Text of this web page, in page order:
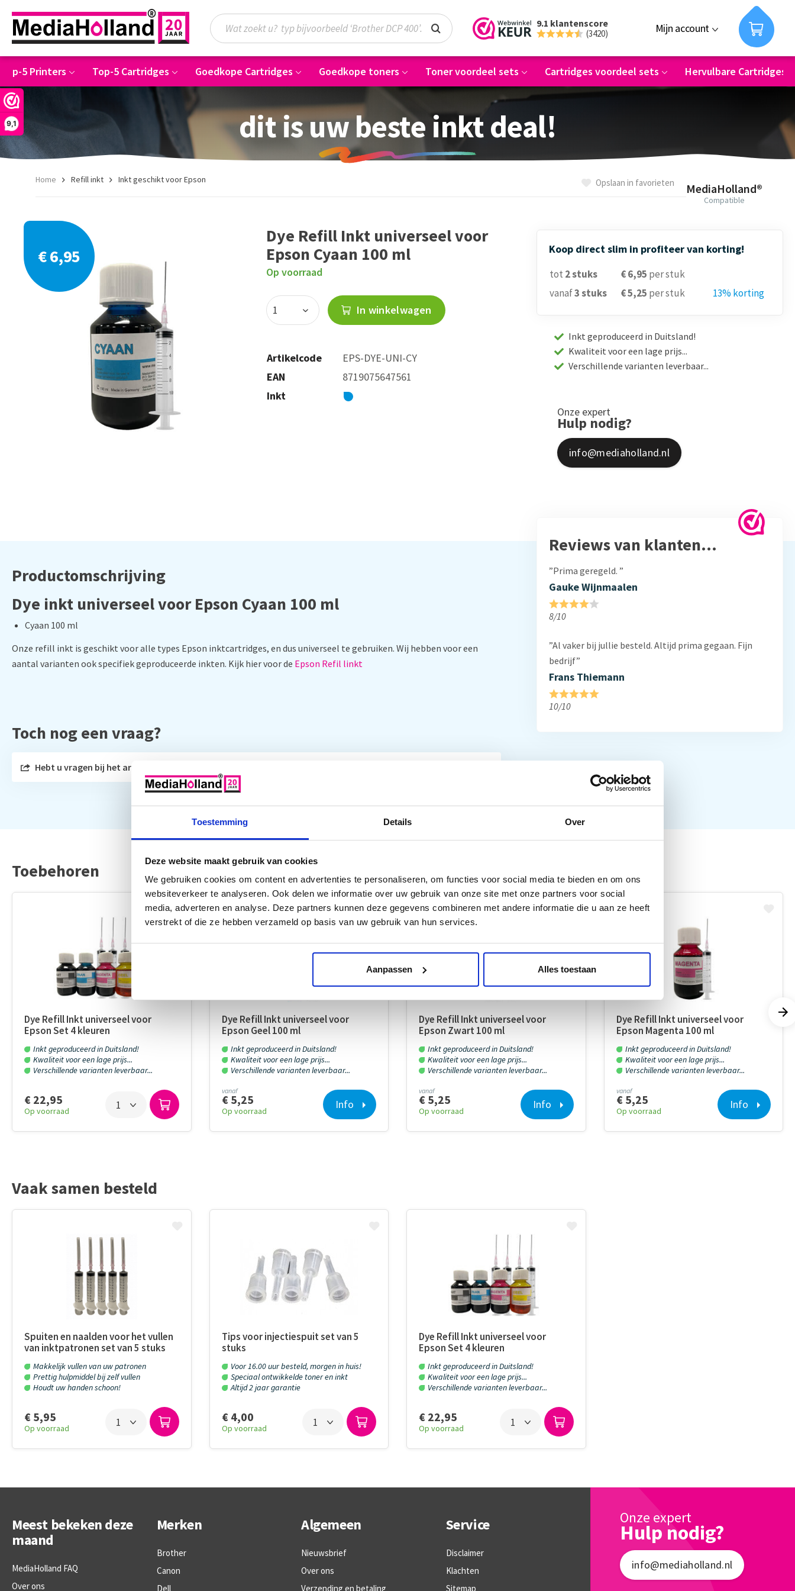
Toestemming Details Over
Deze website maakt gebruik van cookies
We gebruiken cookies om content en advertenties te personaliseren, om functies voor social media te bieden en om ons
websiteverkeer te analyseren. Ook delen we informatie over uw gebruik van onze site met onze partners voor social
media, adverteren en analyse. Deze partners kunnen deze gegevens combineren met andere informatie die u aan ze heeft
verstrekt of die ze hebben verzameld op basis van uw gebruik van hun services.
Aanpassen Alles toestaan
9,1
9.1 klantenscore
(3420) Mijn account
Top-5 Printers Top-5 Cartridges Goedkope Cartridges Goedkope toners Toner voordeel sets Cartridges voordeel sets Hervulbare Cartridges
dit is uw beste inkt deal!
Home Refill inkt Inkt geschikt voor Epson
€ 6,95
Dye Refill Inkt universeel voor
Epson Cyaan 100 ml
Op voorraad
In winkelwagen
Artikelcode
EPS-DYE-UNI-CY
EAN
8719075647561
Inkt
Opslaan in favorieten MediaHolland®
Compatible
Koop direct slim in profiteer van korting!
tot 2stuks € 6,95 per stuk
vanaf3stuks € 5,25 per stuk 13% korting
Inkt geproduceerd in Duitsland!
Kwaliteit voor een lage prijs...
Verschillende varianten leverbaar...
Onze expert
Hulp nodig?
info@mediaholland.nl
Productomschrijving
Dye inkt universeel voor Epson Cyaan 100 ml
Cyaan 100 ml
Onze refill inkt is geschikt voor alle types Epson inktcartridges, en dus universeel te gebruiken. Wij hebben voor een
aantal varianten ook specifiek geproduceerde inkten. Kijk hier voor de Epson Refil linkt
Toch nog een vraag?
Hebt u vragen bij het artikel?
Reviews van klanten…
”Prima geregeld. ”
Gauke Wijnmaalen
8/10
”Al vaker bij jullie besteld. Altijd prima gegaan. Fijn
bedrijf”
Frans Thiemann
10/10
Toebehoren
Dye Refill Inkt universeel voor
Epson Set 4 kleuren
Inkt geproduceerd in Duitsland!
Kwaliteit voor een lage prijs...
Verschillende varianten leverbaar...
€ 22,95
Op voorraad
Dye Refill Inkt universeel voor
Epson Geel 100 ml
Inkt geproduceerd in Duitsland!
Kwaliteit voor een lage prijs...
Verschillende varianten leverbaar...
vanaf
€ 5,25
Op voorraad Info
Dye Refill Inkt universeel voor
Epson Zwart 100 ml
Inkt geproduceerd in Duitsland!
Kwaliteit voor een lage prijs...
Verschillende varianten leverbaar...
vanaf
€ 5,25
Op voorraad Info
Dye Refill Inkt universeel voor
Epson Magenta 100 ml
Inkt geproduceerd in Duitsland!
Kwaliteit voor een lage prijs...
Verschillende varianten leverbaar...
vanaf
€ 5,25
Op voorraad Info
Vaak samen besteld
Spuiten en naalden voor het vullen
van inktpatronen set van 5 stuks
Makkelijk vullen van uw patronen
Prettig hulpmiddel bij zelf vullen
Houdt uw handen schoon!
€ 5,95
Op voorraad
Tips voor injectiespuit set van 5
stuks
Voor 16.00 uur besteld, morgen in huis!
Speciaal ontwikkelde toner en inkt
Altijd 2 jaar garantie
€ 4,00
Op voorraad
Dye Refill Inkt universeel voor
Epson Set 4 kleuren
Inkt geproduceerd in Duitsland!
Kwaliteit voor een lage prijs...
Verschillende varianten leverbaar...
€ 22,95
Op voorraad
Meest bekeken deze
maand
MediaHolland FAQ
Over ons
Merken
Brother
Canon
Dell
Algemeen
Nieuwsbrief
Over ons
Verzending en betaling
Service
Disclaimer
Klachten
Sitemap
Onze expert
Hulp nodig?
info@mediaholland.nl